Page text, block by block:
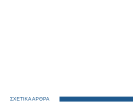
ΣΧΕΤΙΚΑ ΑΡΘΡΑ